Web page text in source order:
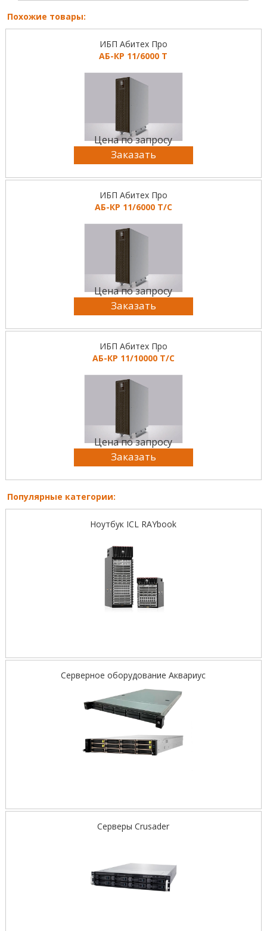
Похожие товары:
ИБП Абитех Про
АБ-КР 11/6000 Т
Цена по запросу
Заказать
ИБП Абитех Про
АБ-КР 11/6000 Т/С
Цена по запросу
Заказать
ИБП Абитех Про
АБ-КР 11/10000 Т/С
Цена по запросу
Заказать
Популярные категории:
Ноутбук ICL RAYbook
Серверное оборудование Аквариус
Серверы Crusader